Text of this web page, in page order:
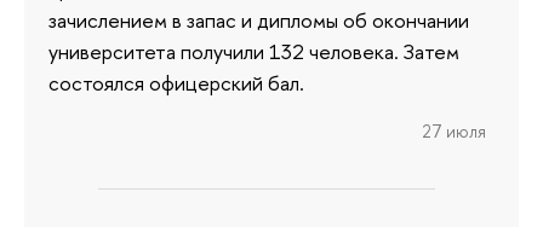
зачислением в запас и дипломы об окончании
университета получили 132 человека. Затем
состоялся офицерский бал.
27 июля